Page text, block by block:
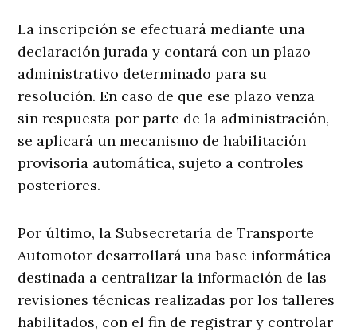
La inscripción se efectuará mediante una
declaración jurada y contará con un plazo
administrativo determinado para su
resolución. En caso de que ese plazo venza
sin respuesta por parte de la administración,
se aplicará un mecanismo de habilitación
provisoria automática, sujeto a controles
posteriores.
Por último, la Subsecretaría de Transporte
Automotor desarrollará una base informática
destinada a centralizar la información de las
revisiones técnicas realizadas por los talleres
habilitados, con el fin de registrar y controlar